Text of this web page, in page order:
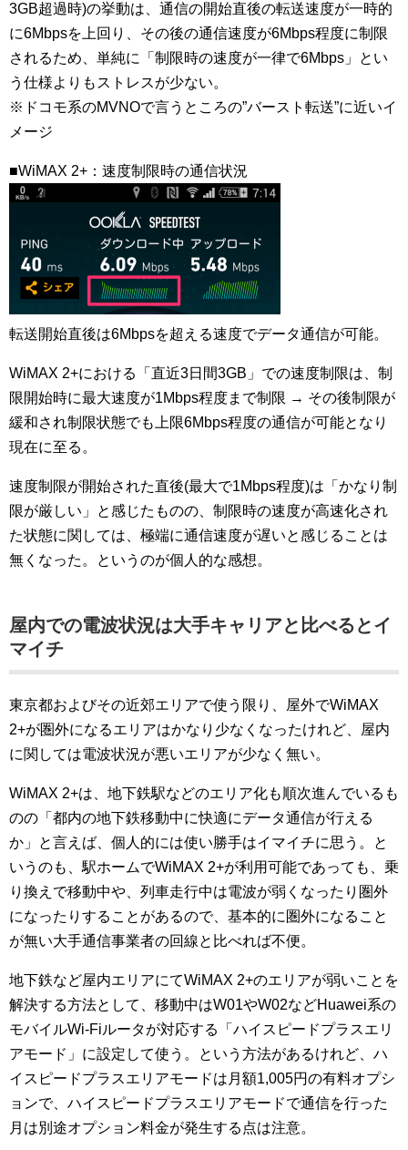
3GB超過時)の挙動は、通信の開始直後の転送速度が一時的
に6Mbpsを上回り、その後の通信速度が6Mbps程度に制限
されるため、単純に「制限時の速度が一律で6Mbps」とい
う仕様よりもストレスが少ない。
※ドコモ系のMVNOで言うところの”バースト転送”に近いイ
メージ
■WiMAX 2+：速度制限時の通信状況
転送開始直後は6Mbpsを超える速度でデータ通信が可能。
WiMAX 2+における「直近3日間3GB」での速度制限は、制
限開始時に最大速度が1Mbps程度まで制限 → その後制限が
緩和され制限状態でも上限6Mbps程度の通信が可能となり
現在に至る。
速度制限が開始された直後(最大で1Mbps程度)は「かなり制
限が厳しい」と感じたものの、制限時の速度が高速化され
た状態に関しては、極端に通信速度が遅いと感じることは
無くなった。というのが個人的な感想。
屋内での電波状況は大手キャリアと比べるとイ
マイチ
東京都およびその近郊エリアで使う限り、屋外でWiMAX
2+が圏外になるエリアはかなり少なくなったけれど、屋内
に関しては電波状況が悪いエリアが少なく無い。
WiMAX 2+は、地下鉄駅などのエリア化も順次進んでいるも
のの「都内の地下鉄移動中に快適にデータ通信が行える
か」と言えば、個人的には使い勝手はイマイチに思う。と
いうのも、駅ホームでWiMAX 2+が利用可能であっても、乗
り換えで移動中や、列車走行中は電波が弱くなったり圏外
になったりすることがあるので、基本的に圏外になること
が無い大手通信事業者の回線と比べれば不便。
地下鉄など屋内エリアにてWiMAX 2+のエリアが弱いことを
解決する方法として、移動中はW01やW02などHuawei系の
モバイルWi-Fiルータが対応する「ハイスピードプラスエリ
アモード」に設定して使う。という方法があるけれど、ハ
イスピードプラスエリアモードは月額1,005円の有料オプシ
ョンで、ハイスピードプラスエリアモードで通信を行った
月は別途オプション料金が発生する点は注意。